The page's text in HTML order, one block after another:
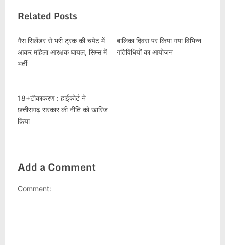
Related Posts
गैस सिलेंडर से भरी ट्रक की चपेट में
आकर महिला आरक्षक घायल, सिम्स में
भर्ती
बालिका दिवस पर किया गया विभिन्न
गतिविधियों का आयोजन
18+टीकाकरण : हाईकोर्ट ने
छत्तीसगढ़ सरकार की नीति को खारिज
किया
Add a Comment
Comment: